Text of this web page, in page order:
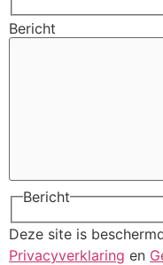
Bericht
Bericht
Deze site is
Privacyverklaring en